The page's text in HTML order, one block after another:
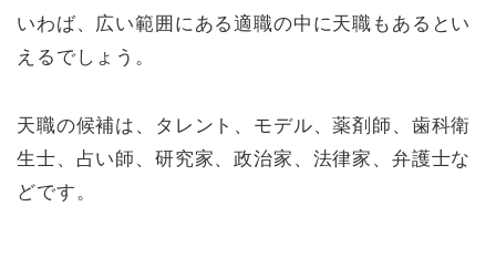
いわば、広い範囲にある適職の中に天職もあるとい
えるでしょう。
天職の候補は、タレント、モデル、薬剤師、歯科衛
生士、占い師、研究家、政治家、法律家、弁護士な
どです。